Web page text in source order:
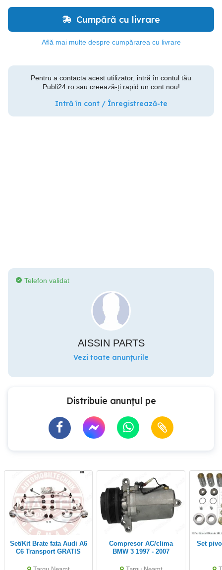
Cumpără cu livrare
Află mai multe despre cumpărarea cu livrare
Pentru a contacta acest utilizator, intră în contul tău
Publi24.ro sau creează-ți rapid un cont nou!
Intră în cont / Înregistrează-te
Telefon validat
AISSIN PARTS
Vezi toate anunțurile
Distribuie anunțul pe
Set/Kit Brate fata Audi A6
C6 Transport GRATIS
Compresor AC/clima
BMW 3 1997 - 2007
Set